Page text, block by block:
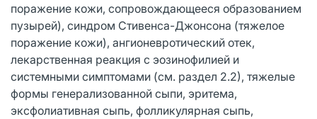
поражение кожи, сопровождающееся образованием
пузырей), синдром Стивенса-Джонсона (тяжелое
поражение кожи), ангионевротический отек,
лекарственная реакция с эозинофилией и
системными симптомами (см. раздел 2.2), тяжелые
формы генерализованной сыпи, эритема,
эксфолиативная сыпь, фолликулярная сыпь,